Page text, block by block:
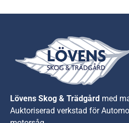
Lövens Skog & Trädgård med
Auktoriserad verkstad för